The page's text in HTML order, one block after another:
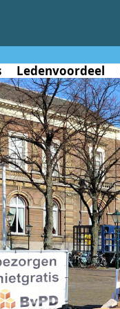
Ledenvoordeel